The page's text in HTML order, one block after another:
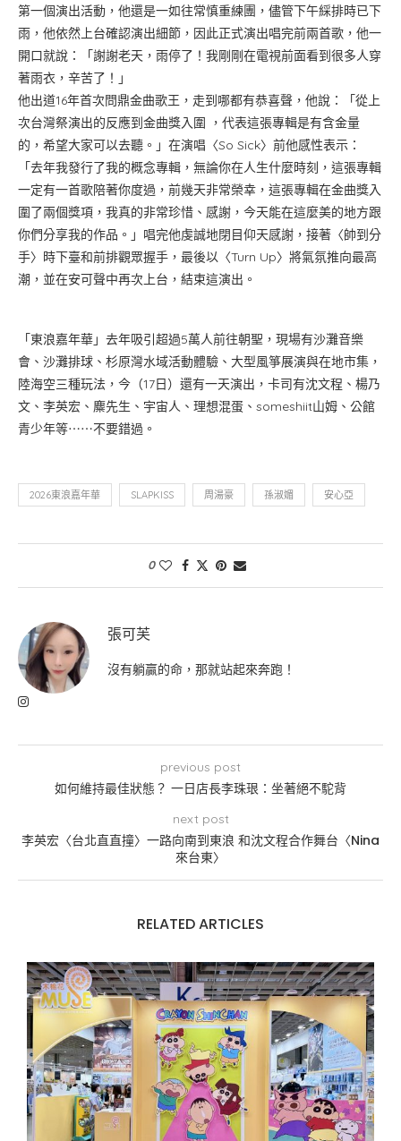
第一個演出活動，他還是一如往常慎重練團，儘管下午綵排時已下
雨，他依然上台確認演出細節，因此正式演出唱完前兩首歌，他一
開口就說：「謝謝老天，雨停了！我剛剛在電視前面看到很多人穿
著雨衣，辛苦了！」
他出道16年首次問鼎金曲歌王，走到哪都有恭喜聲，他說：「從上
次台灣祭演出的反應到金曲獎入圍 ，代表這張專輯是有含金量
的，希望大家可以去聽。」在演唱〈So Sick〉前他感性表示：
「去年我發行了我的概念專輯，無論你在人生什麼時刻，這張專輯
一定有一首歌陪著你度過，前幾天非常榮幸，這張專輯在金曲獎入
圍了兩個獎項，我真的非常珍惜、感謝，今天能在這麼美的地方跟
你們分享我的作品。」唱完他虔誠地閉目仰天感謝，接著〈帥到分
手〉時下臺和前排觀眾握手，最後以〈Turn Up〉將氣氛推向最高
潮，並在安可聲中再次上台，結束這演出。
「東浪嘉年華」去年吸引超過5萬人前往朝聖，現場有沙灘音樂
會、沙灘排球、杉原灣水域活動體驗、大型風箏展演與在地市集，
陸海空三種玩法，今（17日）還有一天演出，卡司有沈文程、楊乃
文、李英宏、麋先生、宇宙人、理想混蛋、someshiit山姆、公館
青少年等⋯⋯不要錯過。
2026東浪嘉年華 SLAPKISS 周湯豪 孫淑媚 安心亞
0
張可芙
沒有躺贏的命，那就站起來奔跑！
previous post
如何維持最佳狀態？ 一日店長李珠珢：坐著絕不駝背
next post
李英宏〈台北直直撞〉一路向南到東浪 和沈文程合作舞台〈Nina
來台東〉
RELATED ARTICLES